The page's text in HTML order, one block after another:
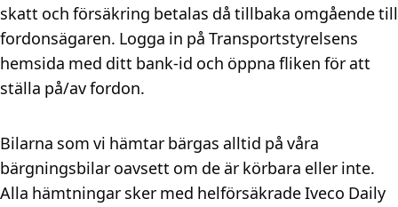
skatt och försäkring betalas då tillbaka omgående till
fordonsägaren. Logga in på Transportstyrelsens
hemsida med ditt bank-id och öppna fliken för att
ställa på/av fordon.
Bilarna som vi hämtar bärgas alltid på våra
bärgningsbilar oavsett om de är körbara eller inte.
Alla hämtningar sker med helförsäkrade Iveco Daily